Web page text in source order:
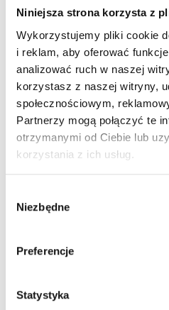
Niniejsza strona korzysta z
Wykorzystujemy pliki cookie
i reklam, aby oferować
analizować ruch w naszej
korzystasz z naszej witryny,
społecznościowym,
Partnerzy mogą połączyć te
otrzymanymi od Ciebie lub
korzystania z ich usług.
zgody
Niezbędne
Preferencje
Statystyka
cool or warm tones. This
for creating individual
controlling the final
It's the perfect choice
universal pigment for
nude effects to more